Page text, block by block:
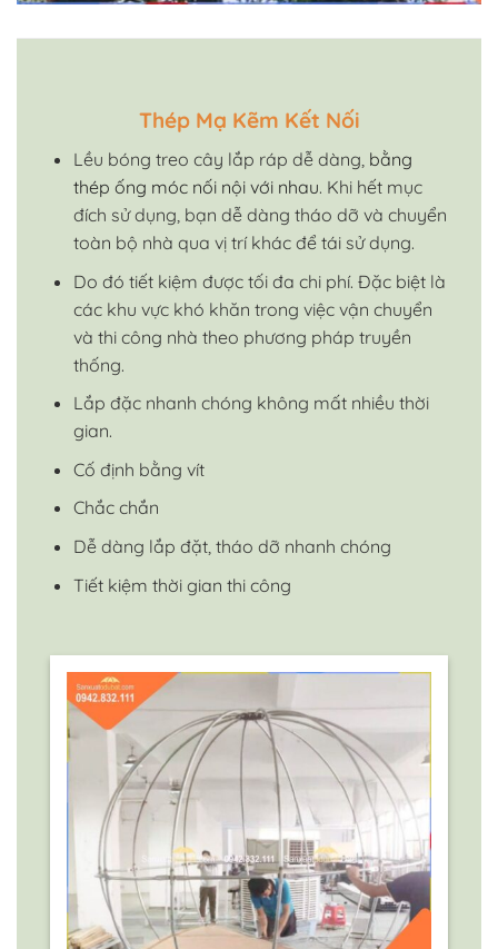
Thép Mạ Kẽm Kết Nối
Lều bóng treo cây lắp ráp dễ dàng, bằng
thép ống móc nối nội với nhau. Khi hết mục
đích sử dụng, bạn dễ dàng tháo dỡ và chuyển
toàn bộ nhà qua vị trí khác để tái sử dụng.
Do đó tiết kiệm được tối đa chi phí. Đặc biệt là
các khu vực khó khăn trong việc vận chuyển
và thi công nhà theo phương pháp truyền
thống.
Lắp đặc nhanh chóng không mất nhiều thời
gian.
Cố định bằng vít
Chắc chắn
Dễ dàng lắp đặt, tháo dỡ nhanh chóng
Tiết kiệm thời gian thi công